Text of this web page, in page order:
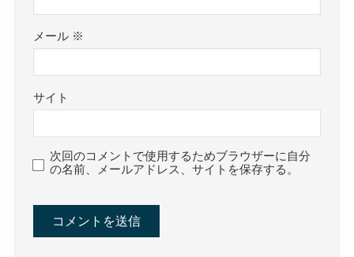
メール ※
サイト
次回のコメントで使用するためブラウザーに自分
の名前、メールアドレス、サイトを保存する。